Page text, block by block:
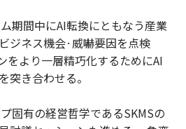
期間中にAI転換にともなう産業
ジネス機会·威嚇要因を点検
をより一層精巧化するためにAI
突き合わせる。
固有の経営哲学であるSKMSの